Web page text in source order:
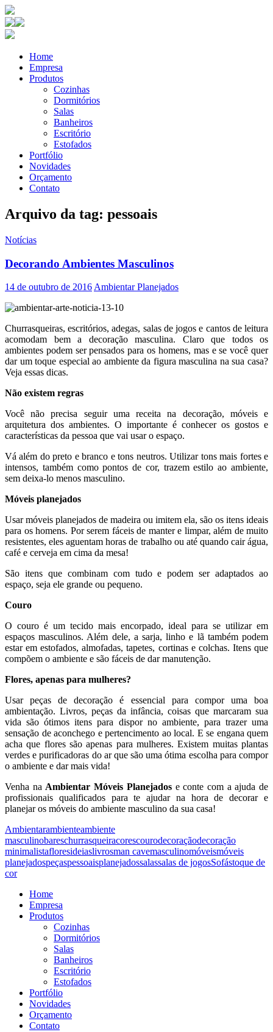
Home
Empresa
Produtos
Cozinhas
Dormitórios
Salas
Banheiros
Escritório
Estofados
Portfólio
Novidades
Orçamento
Contato
Arquivo da tag: pessoais
Notícias
Decorando Ambientes Masculinos
14 de outubro de 2016 Ambientar Planejados
Churrasqueiras, escritórios, adegas, salas de jogos e cantos de leitura
acomodam bem a decoração masculina. Claro que todos os
ambientes podem ser pensados para os homens, mas e se você quer
dar um toque especial ao ambiente da figura masculina na sua casa?
Veja essas dicas.
Não existem regras
Você não precisa seguir uma receita na decoração, móveis e
arquitetura dos ambientes. O importante é conhecer os gostos e
características da pessoa que vai usar o espaço.
Vá além do preto e branco e tons neutros. Utilizar tons mais fortes e
intensos, também como pontos de cor, trazem estilo ao ambiente,
sem deixa-lo menos masculino.
Móveis planejados
Usar móveis planejados de madeira ou imitem ela, são os itens ideais
para os homens. Por serem fáceis de manter e limpar, além de muito
resistentes, eles aguentam horas de trabalho ou até quando cair água,
café e cerveja em cima da mesa!
São itens que combinam com tudo e podem ser adaptados ao
espaço, seja ele grande ou pequeno.
Couro
O couro é um tecido mais encorpado, ideal para se utilizar em
espaços masculinos. Além dele, a sarja, linho e lã também podem
estar em estofados, almofadas, tapetes, cortinas e colchas. Itens que
compõem o ambiente e são fáceis de dar manutenção.
Flores, apenas para mulheres?
Usar peças de decoração é essencial para compor uma boa
ambientação. Livros, peças da infância, coisas que marcaram sua
vida são ótimos itens para dispor no ambiente, para trazer uma
sensação de aconchego e pertencimento ao local. E se engana quem
acha que flores são apenas para mulheres. Existem muitas plantas
verdes e purificadoras do ar que são uma ótima escolha para compor
o ambiente e dar mais vida!
Venha na Ambientar Móveis Planejadose conte com a ajuda de
profissionais qualificados para te ajudar na hora de decorar e
planejar os móveis do ambiente masculino da sua casa!
Ambientarambienteambiente
masculinobareschurrasqueiracorescourodecoraçãodecoração
minimalistafloresideiaslivrosman cavemasculinomóveismóveis
planejadospeçaspessoaisplanejadossalassalas de jogosSofástoque de
cor
Home
Empresa
Produtos
Cozinhas
Dormitórios
Salas
Banheiros
Escritório
Estofados
Portfólio
Novidades
Orçamento
Contato